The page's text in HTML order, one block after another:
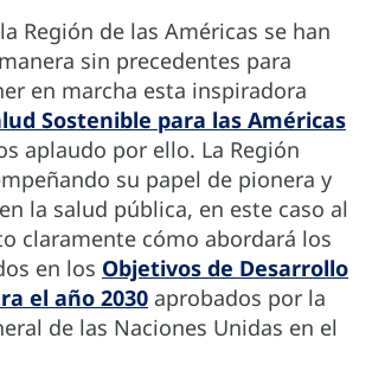
Región de las Américas se han
sin precedentes para
en marcha esta inspiradora
Sostenible para las Américas
aplaudo por ello. La Región
su papel de pionera y
la salud pública, en este caso al
claramente cómo abordará los
en los Objetivos de Desarrollo
el año 2030 aprobados por la
de las Naciones Unidas en el